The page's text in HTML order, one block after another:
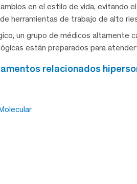
en el estilo de vida, evitando
herramientas de trabajo de alto
un grupo de médicos altamente
están preparados para
relacionados